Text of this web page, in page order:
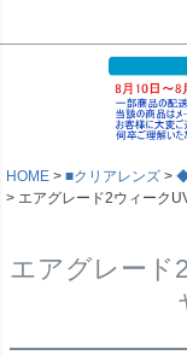
HOME ■クリアレンズ ◆
エアグレード2ウィーク
エアグレード